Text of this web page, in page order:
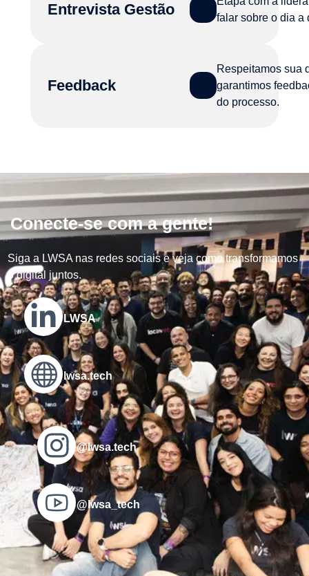
Entrevista Gestão
falar sobre o dia a
Feedback
Respeitamos sua
garantimos
do processo.
Conecte-se com a gente!
Siga a LWSA nas redes sociais e veja como transformamos
o digital juntos.
LWSA
lwsa.tech
@lwsa.tech
@lwsa_tech